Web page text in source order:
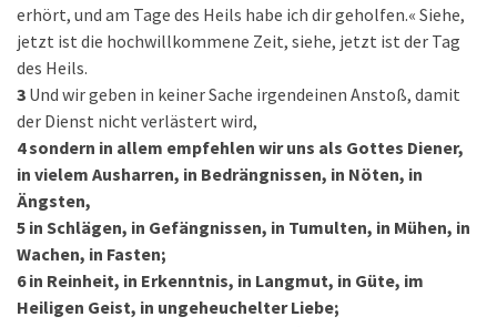
erhört, und am Tage des Heils habe ich dir geholfen.« Siehe,
jetzt ist die hochwillkommene Zeit, siehe, jetzt ist der Tag
des Heils.
3 Und wir geben in keiner Sache irgendeinen Anstoß, damit
der Dienst nicht verlästert wird,
4sondern in allem empfehlen wir uns als Gottes Diener,
in vielem Ausharren, in Bedrängnissen, in Nöten, in
Ängsten,
5 in Schlägen, in Gefängnissen, in Tumulten, in Mühen, in
Wachen, in Fasten;
6 in Reinheit, in Erkenntnis, in Langmut, in Güte, im
Heiligen Geist, in ungeheuchelter Liebe;